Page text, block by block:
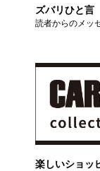
ズバリひと言
読者からのメッ
楽しいショッ